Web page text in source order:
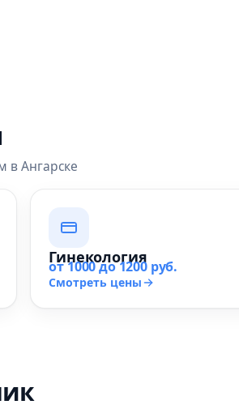
в Ангарске
Гинекология
от 1000 до 1200 руб.
Смотреть цены